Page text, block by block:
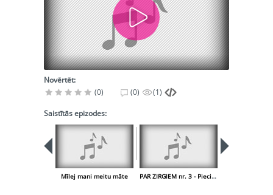
Novērtēt:
(0)
(0) (1)
Saistītās epizodes:
Mīlej mani meitu māte PAR ZIRGIEM nr. 3 - Pieci bēri kumeliņi